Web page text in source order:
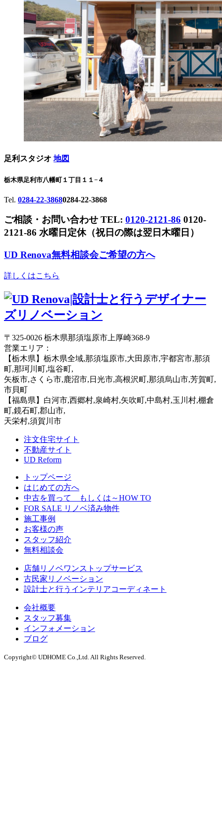
足利スタジオ 地図
栃木県足利市八幡町１丁目１１−４
Tel. 0284-22-38680284-22-3868
ご相談・お問い合わせ TEL: 0120-2121-86 0120-
2121-86 水曜日定休（祝日の際は翌日木曜日）
UD Renova無料相談会ご希望の方へ
詳しくはこちら
〒325-0026 栃木県那須塩原市上厚崎368-9
営業エリア：
【栃木県】栃木県全域,那須塩原市,大田原市,宇都宮市,那須
町,那珂川町,塩谷町,
矢板市,さくら市,鹿沼市,日光市,高根沢町,那須烏山市,芳賀町,
市貝町
【福島県】白河市,西郷村,泉崎村,矢吹町,中島村,玉川村,棚倉
町,鏡石町,郡山市,
天栄村,須賀川市
注文住宅サイト
不動産サイト
UD Reform
トップページ
はじめての方へ
中古を買って もしくは～HOW TO
FOR SALE リノベ済み物件
施工事例
お客様の声
スタッフ紹介
無料相談会
店舗リノベワンストップサービス
古民家リノベーション
設計士と行うインテリアコーディネート
会社概要
スタッフ募集
インフォメーション
ブログ
Copyright© UDHOME Co.,Ltd. All Rights Reserved.